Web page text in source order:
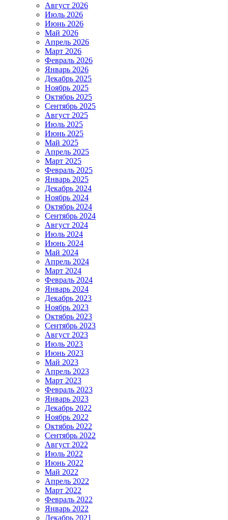
Август 2026
Июль 2026
Июнь 2026
Май 2026
Апрель 2026
Март 2026
Февраль 2026
Январь 2026
Декабрь 2025
Ноябрь 2025
Октябрь 2025
Сентябрь 2025
Август 2025
Июль 2025
Июнь 2025
Май 2025
Апрель 2025
Март 2025
Февраль 2025
Январь 2025
Декабрь 2024
Ноябрь 2024
Октябрь 2024
Сентябрь 2024
Август 2024
Июль 2024
Июнь 2024
Май 2024
Апрель 2024
Март 2024
Февраль 2024
Январь 2024
Декабрь 2023
Ноябрь 2023
Октябрь 2023
Сентябрь 2023
Август 2023
Июль 2023
Июнь 2023
Май 2023
Апрель 2023
Март 2023
Февраль 2023
Январь 2023
Декабрь 2022
Ноябрь 2022
Октябрь 2022
Сентябрь 2022
Август 2022
Июль 2022
Июнь 2022
Май 2022
Апрель 2022
Март 2022
Февраль 2022
Январь 2022
Декабрь 2021